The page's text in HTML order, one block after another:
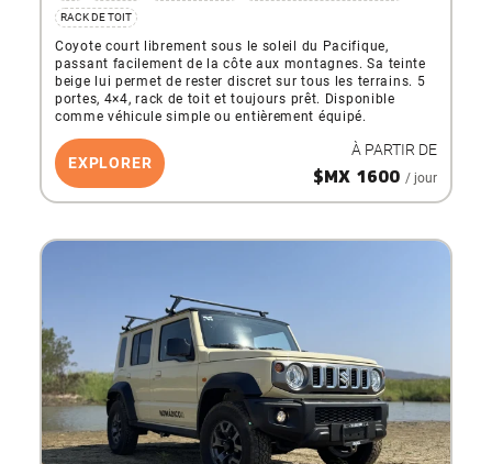
RACK DE TOIT
Coyote court librement sous le soleil du Pacifique,
passant facilement de la côte aux montagnes. Sa teinte
beige lui permet de rester discret sur tous les terrains. 5
portes, 4×4, rack de toit et toujours prêt. Disponible
comme véhicule simple ou entièrement équipé.
EXPLORER
À PARTIR DE
$MX 1600 / jour